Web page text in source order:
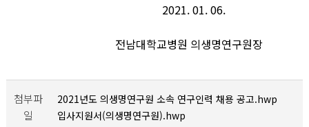
2021. 01. 06.
전남대학교병원 의생명연구원장
첨부파
일
2021년도 의생명연구원 소속 연구인력 채용 공고.hwp
입사지원서(의생명연구원).hwp